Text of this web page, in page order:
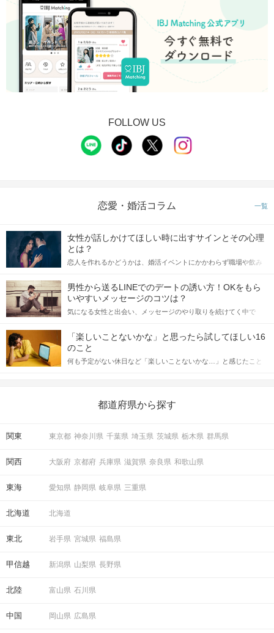
FOLLOW US
恋愛・婚活コラム 一覧
女性が話しかけてほしい時に出すサインとその心理
とは？
恋人を作れるかどうかは、婚活イベントにかかわらず職場や飲み
てアプローチできるかにも左右されます。 これから恋人作りを本
格的に始めようとしている方は、女性が異性を求めて出すサイン
をしっかりと理解し、正しい行動に移せるかどうかが重要。 この
記事では、女性が話しかけて欲しい時に出すサインとその心理を
合にどのような行動に繋げるべきかをご紹介していきます。
男性から送るLINEでのデートの誘い方！OKをもら
いやすいメッセージのコツは？
気になる女性と出会い、メッセージのやり取りを続けてく中で
しかし、中には「どう誘ったらいいの？」とお困りの男性もいら
っしゃるのではないでしょうか。 そこで今回は、男性から女性へ
送るLINEでのデートの誘い方のコツをご紹介します。例文も混じ
えながら解説するので、ぜひ参考にしてください。
「楽しいことないかな」と思ったら試してほしい16
のこと
何も予定がない休日など「楽しいことないかな…」と感じたこと
の楽しいことアイデアを集めました♪ いままさに楽しいことを探し
都道府県から探す
関東 東京都 神奈川県 千葉県 埼玉県 茨城県 栃木県 群馬県
関西 大阪府 京都府 兵庫県 滋賀県 奈良県 和歌山県
東海 愛知県 静岡県 岐阜県 三重県
北海道 北海道
東北 岩手県 宮城県 福島県
甲信越 新潟県 山梨県 長野県
北陸 富山県 石川県
中国 岡山県 広島県